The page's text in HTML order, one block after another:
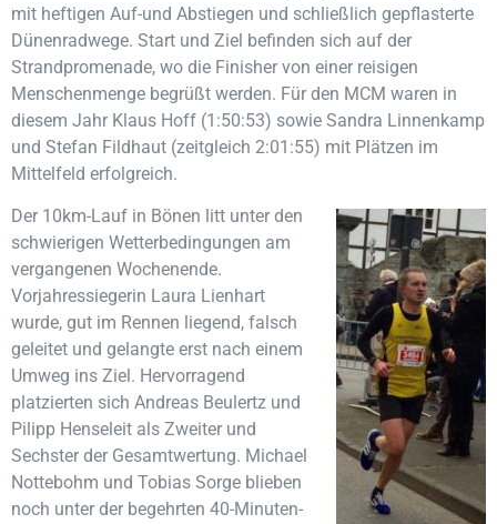
mit heftigen Auf-und Abstiegen und schließlich gepflasterte
Dünenradwege. Start und Ziel befinden sich auf der
Strandpromenade, wo die Finisher von einer reisigen
Menschenmenge begrüßt werden. Für den MCM waren in
diesem Jahr Klaus Hoff (1:50:53) sowie Sandra Linnenkamp
und Stefan Fildhaut (zeitgleich 2:01:55) mit Plätzen im
Mittelfeld erfolgreich.
Der 10km-Lauf in Bönen litt unter den
schwierigen Wetterbedingungen am
vergangenen Wochenende.
Vorjahressiegerin Laura Lienhart
wurde, gut im Rennen liegend, falsch
geleitet und gelangte erst nach einem
Umweg ins Ziel. Hervorragend
platzierten sich Andreas Beulertz und
Pilipp Henseleit als Zweiter und
Sechster der Gesamtwertung. Michael
Nottebohm und Tobias Sorge blieben
noch unter der begehrten 40-Minuten-